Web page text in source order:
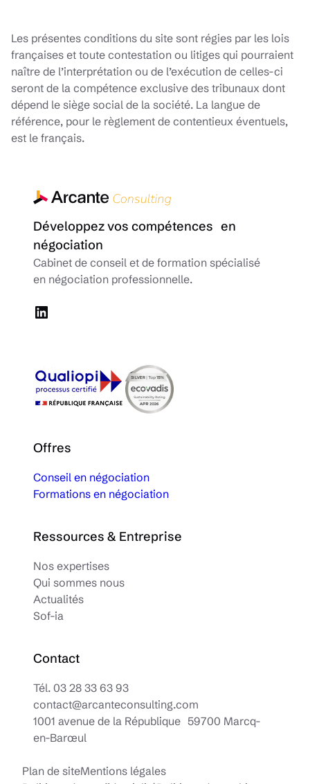
Les présentes conditions du site sont régies par les lois
françaises et toute contestation ou litiges qui pourraient
naître de l’interprétation ou de l’exécution de celles-ci
seront de la compétence exclusive des tribunaux dont
dépend le siège social de la société. La langue de
référence, pour le règlement de contentieux éventuels,
est le français.
Développez vos compétences en
négociation
Cabinet de conseil et de formation spécialisé
en négociation professionnelle.
LinkedIn
Offres
Conseil en négociation
Formations en négociation
Ressources & Entreprise
Nos expertises
Qui sommes nous
Actualités
Sof-ia
Contact
Tél. 03 28 33 63 93
contact@arcanteconsulting.com
1001 avenue de la République 59700 Marcq-
en-Barœul
Plan de siteMentions légales